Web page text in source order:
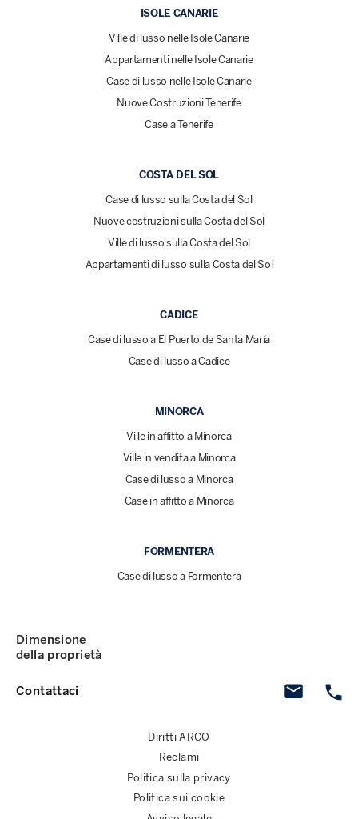
ISOLE CANARIE
Ville di lusso nelle Isole Canarie
Appartamenti nelle Isole Canarie
Case di lusso nelle Isole Canarie
Nuove Costruzioni Tenerife
Case a Tenerife
COSTA DEL SOL
Case di lusso sulla Costa del Sol
Nuove costruzioni sulla Costa del Sol
Ville di lusso sulla Costa del Sol
Appartamenti di lusso sulla Costa del Sol
CADICE
Case di lusso a El Puerto de Santa María
Case di lusso a Cadice
MINORCA
Ville in affitto a Minorca
Ville in vendita a Minorca
Case di lusso a Minorca
Case in affitto a Minorca
FORMENTERA
Case di lusso a Formentera
Contattaci
Dimensione
della proprietà
Diritti ARCO
Reclami
Politica sulla privacy
Politica sui cookie